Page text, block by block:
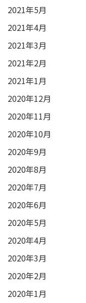
2021年5月
2021年4月
2021年3月
2021年2月
2021年1月
2020年12月
2020年11月
2020年10月
2020年9月
2020年8月
2020年7月
2020年6月
2020年5月
2020年4月
2020年3月
2020年2月
2020年1月